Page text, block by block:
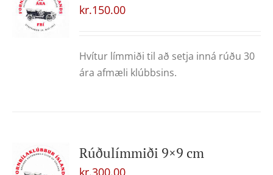
kr.150.00
Hvítur límmiði til að setja inná rúðu 30
ára afmæli klúbbsins.
Rúðulímmiði 9×9 cm
kr.300.00